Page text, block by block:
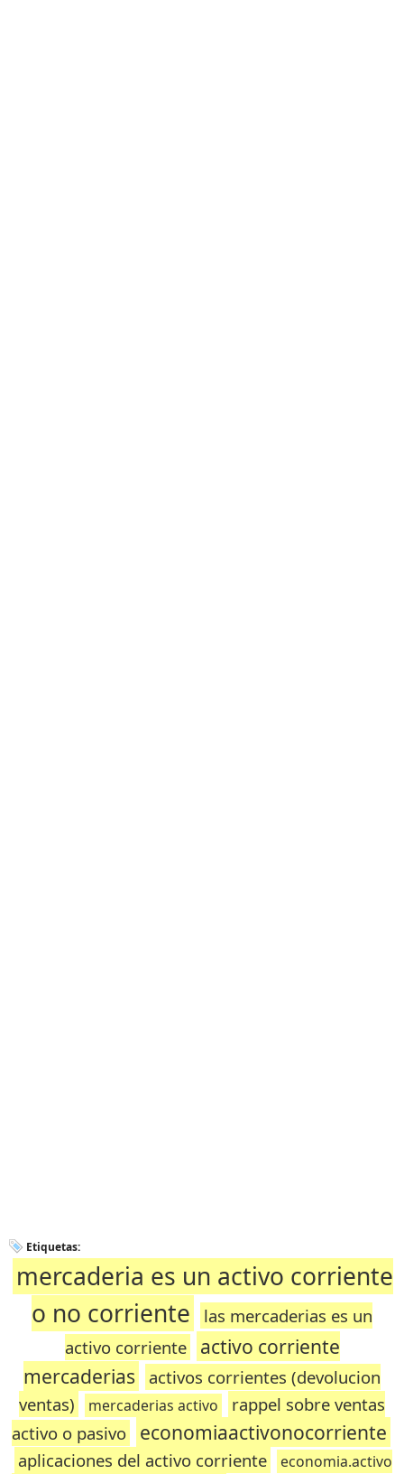
Etiquetas:
mercaderia es un activo corriente
o no corriente
las mercaderias es un
activo corriente
activo corriente
mercaderias
activos corrientes (devolucion
ventas)
mercaderias activo
rappel sobre ventas
activo o pasivo
economiaactivonocorriente
aplicaciones del activo corriente
economia.activo